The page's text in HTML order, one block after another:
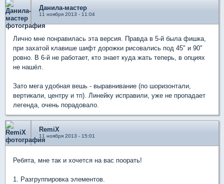
Данила-мастер
11 ноября 2013 - 11:04
Лично мне понравилась эта версия. Правда в 5-й была фишка,
при захатой клавише шифт дорожки рисовались под 45" и 90"
ровно. В 6-й не работает, кто знает куда жать теперь, в опциях
не нашёл.
Зато мега удобная вешь - выравнивание (по шоризонтали,
вертикали, центру и тп). Линейку исправили, уже не пропадает
легенда, очень порадовало.
RemiX
11 ноября 2013 - 15:01
Ребята, мне так и хочется на вас поорать!
1. Разгруппировка элементов.